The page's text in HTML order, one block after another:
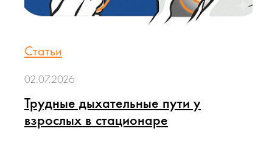
Статьи
02.07.2026
Трудные дыхательные пути у
взрослых в стационаре